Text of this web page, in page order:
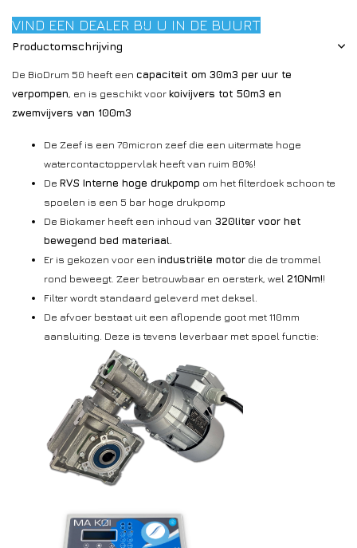
VIND EEN DEALER BIJ U IN DE BUURT
Productomschrijving
De BioDrum 50 heeft een capaciteit om 30m3 per uur te
verpompen , en is geschikt voorkoivijvers tot 50m3 en
zwemvijvers van 100m3
De Zeef is een 70micron zeef die een uitermate hoge
watercontactoppervlak heeft van ruim 80%!
De RVS Interne hoge drukpomp om het filterdoek schoon te
spoelen is een 5 bar hoge drukpomp
De Biokamer heeft een inhoud van 320liter voor het
bewegend bed materiaal.
Er is gekozen voor een industriële motor die de trommel
rond beweegt. Zeer betrouwbaar en oersterk, wel 210Nm!!
Filter wordt standaard geleverd met deksel.
De afvoer bestaat uit een aflopende goot met 110mm
aansluiting. Deze is tevens leverbaar met spoel functie: